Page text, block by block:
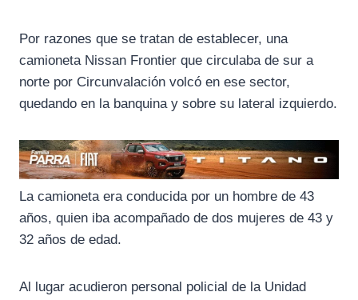
Por razones que se tratan de establecer, una
camioneta Nissan Frontier que circulaba de sur a
norte por Circunvalación volcó en ese sector,
quedando en la banquina y sobre su lateral izquierdo.
La camioneta era conducida por un hombre de 43
años, quien iba acompañado de dos mujeres de 43 y
32 años de edad.
Al lugar acudieron personal policial de la Unidad